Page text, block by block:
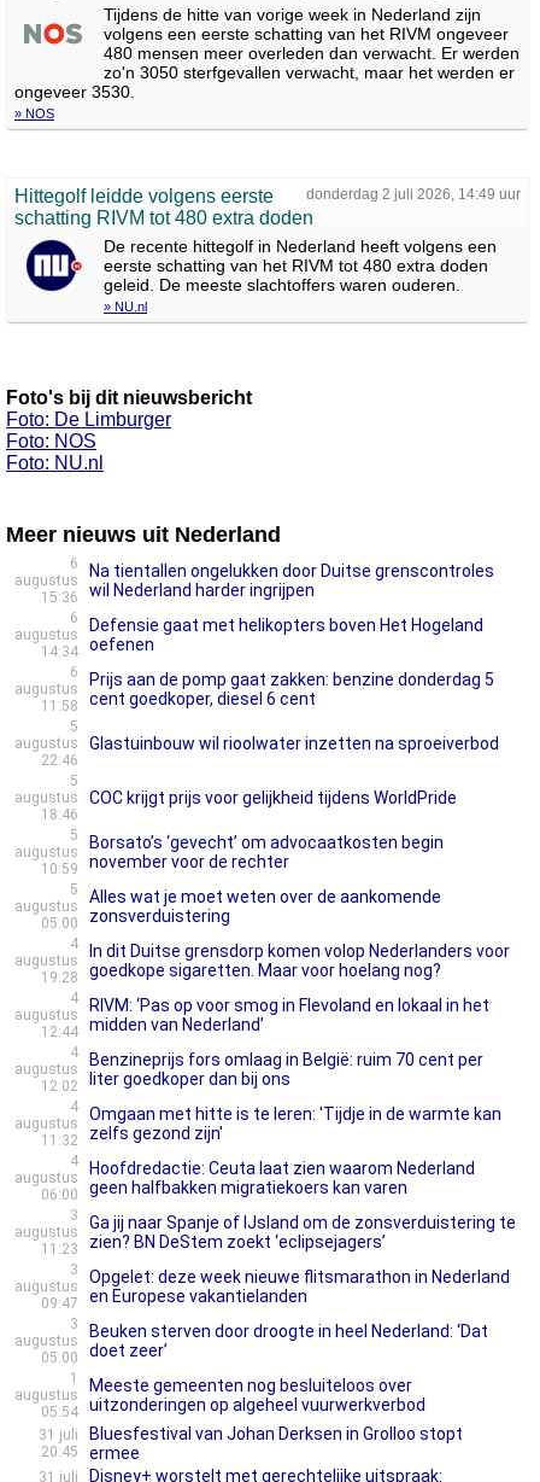
Tijdens de hitte van vorige week in Nederland zijn
volgens een eerste schatting van het RIVM ongeveer
480 mensen meer overleden dan verwacht. Er werden
zo'n 3050 sterfgevallen verwacht, maar het werden er
ongeveer 3530.
» NOS
donderdag 2 juli 2026, 14:49 uur
Hittegolf leidde volgens eerste
schatting RIVM tot 480 extra doden
De recente hittegolf in Nederland heeft volgens een
eerste schatting van het RIVM tot 480 extra doden
geleid. De meeste slachtoffers waren ouderen.
» NU.nl
Foto's bij dit nieuwsbericht
Foto: De Limburger
Foto: NOS
Foto: NU.nl
Meer nieuws uit Nederland
6
augustus
15:36
Na tientallen ongelukken door Duitse grenscontroles
wil Nederland harder ingrijpen
6
augustus
14:34
Defensie gaat met helikopters boven Het Hogeland
oefenen
6
augustus
11:58
Prijs aan de pomp gaat zakken: benzine donderdag 5
cent goedkoper, diesel 6 cent
5
augustus
22:46
Glastuinbouw wil rioolwater inzetten na sproeiverbod
5
augustus
18:46
COC krijgt prijs voor gelijkheid tijdens WorldPride
5
augustus
10:59
Borsato’s ‘gevecht’ om advocaatkosten begin
november voor de rechter
5
augustus
05:00
Alles wat je moet weten over de aankomende
zonsverduistering
4
augustus
19:28
In dit Duitse grensdorp komen volop Nederlanders voor
goedkope sigaretten. Maar voor hoelang nog?
4
augustus
12:44
RIVM: ‘Pas op voor smog in Flevoland en lokaal in het
midden van Nederland’
4
augustus
12:02
Benzineprijs fors omlaag in België: ruim 70 cent per
liter goedkoper dan bij ons
4
augustus
11:32
Omgaan met hitte is te leren: 'Tijdje in de warmte kan
zelfs gezond zijn'
4
augustus
06:00
Hoofdredactie: Ceuta laat zien waarom Nederland
geen halfbakken migratiekoers kan varen
3
augustus
11:23
Ga jij naar Spanje of IJsland om de zonsverduistering te
zien? BN DeStem zoekt ‘eclipsejagers’
3
augustus
09:47
Opgelet: deze week nieuwe flitsmarathon in Nederland
en Europese vakantielanden
3
augustus
05:00
Beuken sterven door droogte in heel Nederland: ‘Dat
doet zeer’
1
augustus
05:54
Meeste gemeenten nog besluiteloos over
uitzonderingen op algeheel vuurwerkverbod
31 juli
20:45
Bluesfestival van Johan Derksen in Grolloo stopt
ermee
31 juli Disney+ worstelt met gerechtelijke uitspraak: